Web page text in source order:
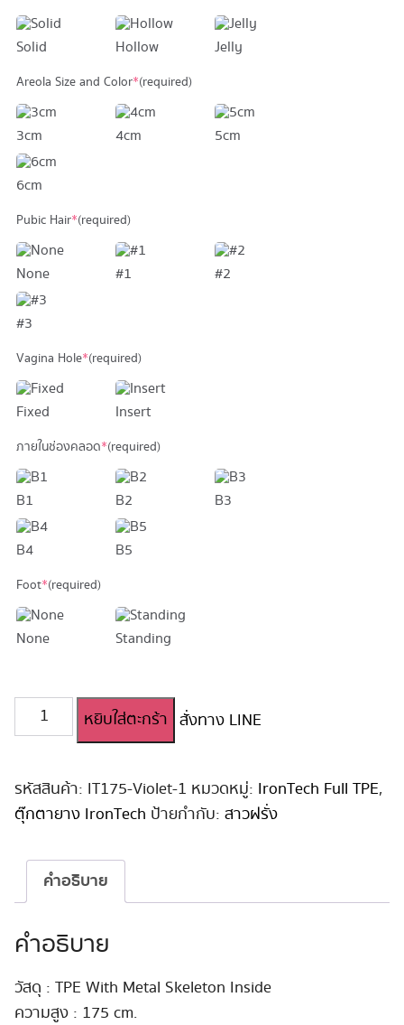
Solid Hollow Jelly
Areola Size and Color*(required)
3cm 4cm 5cm
6cm
Pubic Hair*(required)
None #1 #2
#3
Vagina Hole*(required)
Fixed Insert
ภายในช่องคลอด*(required)
B1 B2 B3
B4 B5
Foot*(required)
None Standing
จำนวน
ตุ๊กตา
ญี่ปุ่น
Irontech
175cm
หยิบใส่ตะกร้า สั่งทาง LINE
รหัสสินค้า: IT175-Violet-1 หมวดหมู่: IronTech Full TPE,
ตุ๊กตายาง IronTech ป้ายกำกับ: สาวฝรั่ง
คำอธิบาย
คำอธิบาย
วัสดุ : TPE With Metal Skeleton Inside
ความสูง : 175 cm.